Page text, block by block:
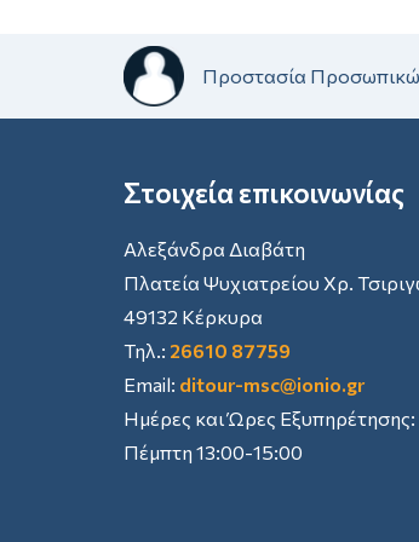
Προστασία
Στοιχεία επικοινωνίας
Αλεξάνδρα Διαβάτη
Πλατεία Ψυχιατρείου Χρ.
49132 Κέρκυρα
Τηλ.: 26610 87759
Email: ditour-msc@ionio.gr
Ημέρες και Ώρες Εξυπηρέτησης:
Πέμπτη 13:00-15:00